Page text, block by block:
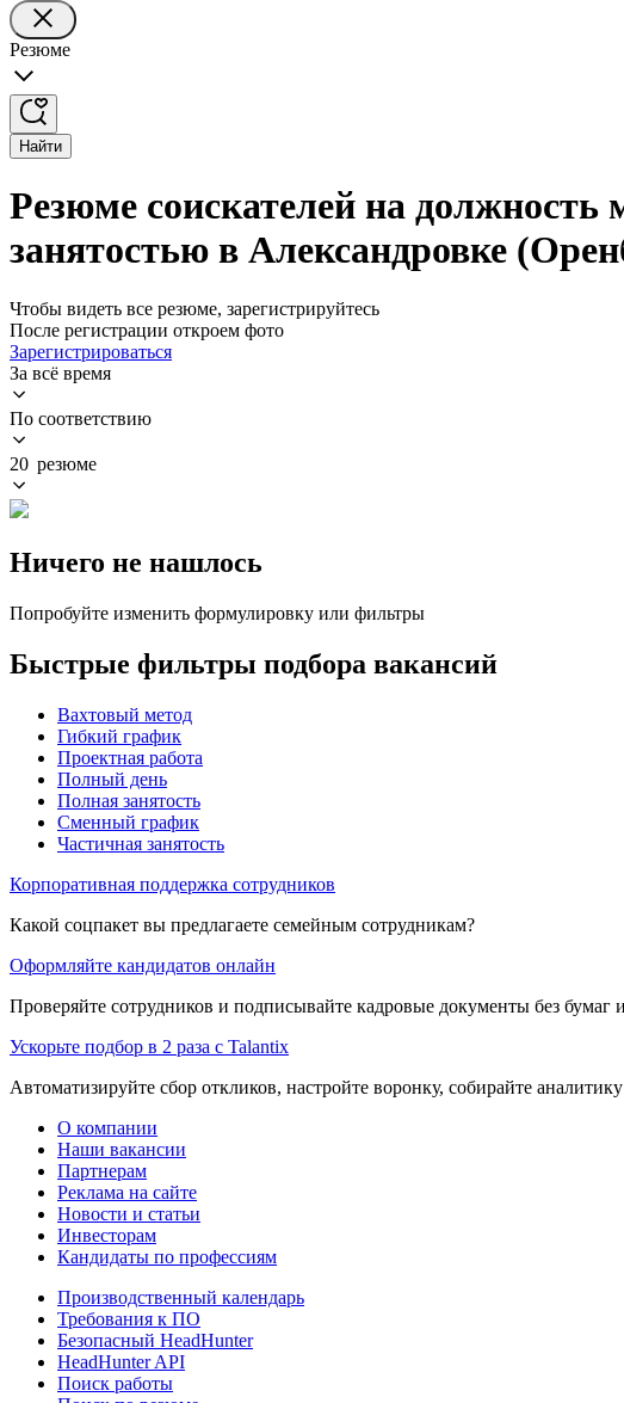
Резюме
Найти
Резюме соискателей на
занятостью в Александровке
Чтобы видеть все резюме, зарегистрируйтесь
После регистрации откроем фото
Зарегистрироваться
За всё время
По соответствию
20 резюме
Ничего не нашлось
Попробуйте изменить формулировку или фильтры
Быстрые фильтры подбора вакансий
Вахтовый метод
Гибкий график
Проектная работа
Полный день
Полная занятость
Сменный график
Частичная занятость
Корпоративная поддержка сотрудников
Какой соцпакет вы предлагаете семейным сотрудникам?
Оформляйте кандидатов онлайн
Проверяйте сотрудников и подписывайте кадровые документы без бумаг
Ускорьте подбор в 2 раза с Talantix
Автоматизируйте сбор откликов, настройте воронку, собирайте
О компании
Наши вакансии
Партнерам
Реклама на сайте
Новости и статьи
Инвесторам
Кандидаты по профессиям
Производственный календарь
Требования к ПО
Безопасный HeadHunter
HeadHunter API
Поиск работы